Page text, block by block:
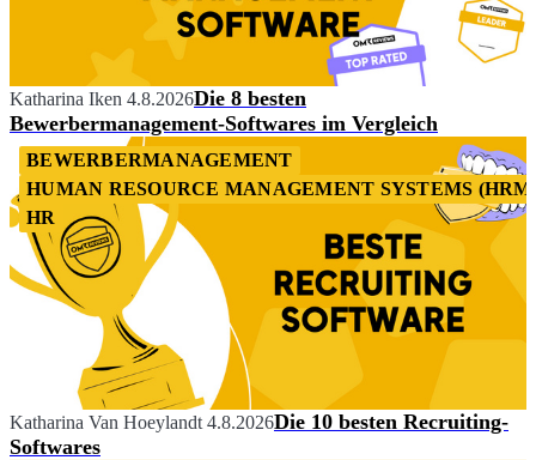
Katharina Iken 4.8.2026Die 8 besten
Bewerbermanagement-Softwares im Vergleich
BEWERBERMANAGEMENT
HUMAN RESOURCE MANAGEMENT SYSTEMS
HR
Katharina Van Hoeylandt 4.8.2026Die 10 besten Recruiting-
Softwares